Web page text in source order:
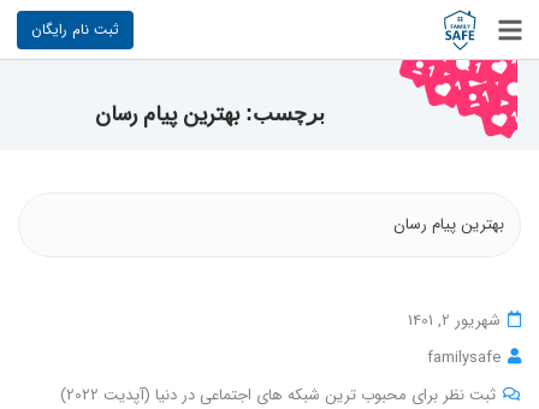
ثبت نام رایگان
برچسب:بهترین پیام رسان
بهترین پیام رسان
شهریور 2, 1401
familysafe
ثبت نظر برای محبوب ترین شبکه های اجتماعی در دنیا (آپدیت 2022)